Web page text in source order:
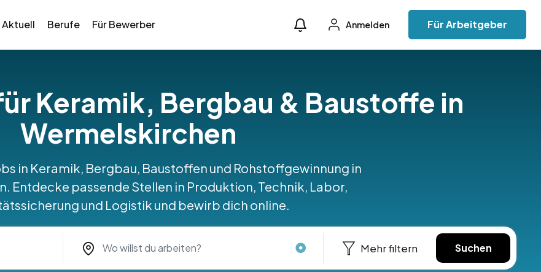
Aktuell Berufe Für Bewerber Anmelden Für Arbeitgeber
Keramik, Bergbau & Baustoffe in
Wermelskirchen
in Keramik, Bergbau, Baustoffen und Rohstoffgewinnung in
Entdecke passende Stellen in Produktion, Technik, Labor,
und Logistik und bewirb dich online.
Mehr filtern Suchen